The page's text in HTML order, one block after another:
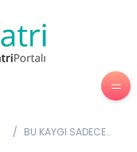
/ BU KAYGI SADECE